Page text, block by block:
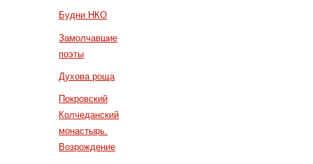
Будни НКО
Замолчавшие
поэты
Духова роща
Покровский
Колчеданский
монастырь.
Возрождение